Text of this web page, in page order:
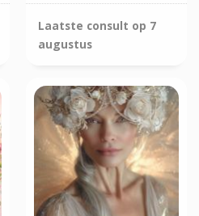
Laatste consult op 7
augustus